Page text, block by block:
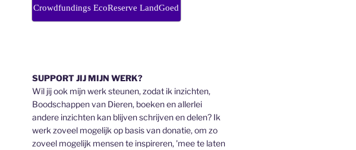
Crowdfundings EcoReserve LandGoed
SUPPORT JIJ MIJN WERK?
Wil jij ook mijn werk steunen, zodat ik inzichten,
Boodschappen van Dieren, boeken en allerlei
andere inzichten kan blijven schrijven en delen? Ik
werk zoveel mogelijk op basis van donatie, om zo
zoveel mogelijk mensen te inspireren, 'mee te laten